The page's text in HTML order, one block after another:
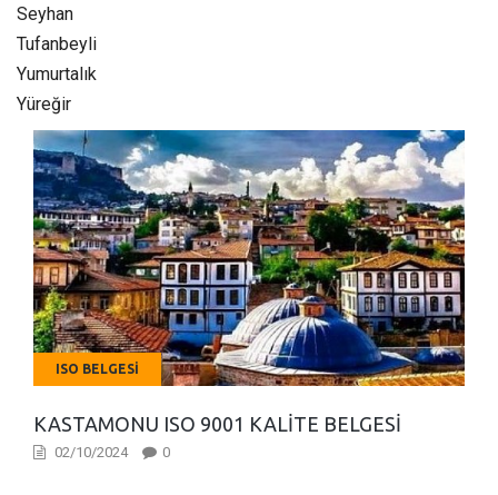
Seyhan
Tufanbeyli‎
Yumurtalık‎
Yüreğir
ISO BELGESI
KASTAMONU ISO 9001 KALITE BELGESI
02/10/2024 0